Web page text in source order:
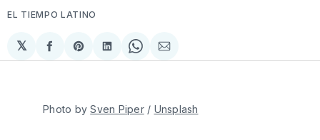
EL TIEMPO LATINO
𝕏
Compartir
en
Share
on
Compartir
en
Share
on
Compartir
via
Photo by Sven Piper / Unsplash